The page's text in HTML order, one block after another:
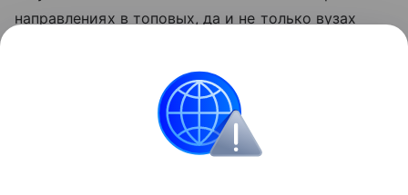
направлениях в топовых, да и не только вузах
принес в вуз по 300, а то и 400 баллов ЕГЭ.
Что делать? Ситуацию "РГ" прокомментировал
ректор МГИМО Анатолий Торкунов. Кстати, в